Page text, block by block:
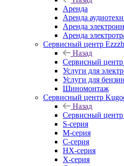
Аренда
Аренда
Аренда
Аренда
Сервисный центр
Назад
Сервисный центр
Услуги для
Услуги для
Шиномонтаж
Сервисный центр
Назад
Сервисный
S-cерия
M-серия
С-серия
HX-серия
X-серия